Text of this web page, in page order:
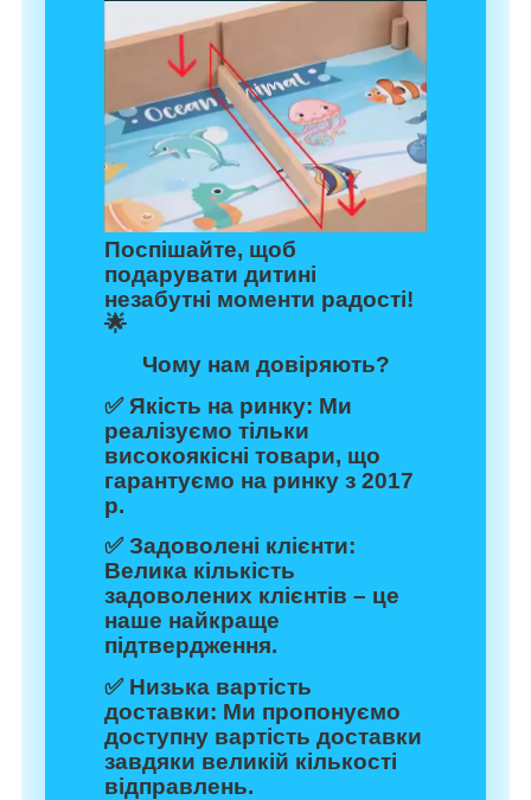
Поспішайте, щоб
подарувати дитині
незабутні моменти радості!
🌟
Чому нам довіряють?
✅ Якість на ринку: Ми
реалізуємо тільки
високоякісні товари, що
гарантуємо на ринку з 2017
р.
✅Задоволені клієнти:
Велика кількість
задоволених клієнтів – це
наше найкраще
підтвердження.
✅ Низька вартість
доставки: Ми пропонуємо
доступну вартість доставки
завдяки великій кількості
відправлень.